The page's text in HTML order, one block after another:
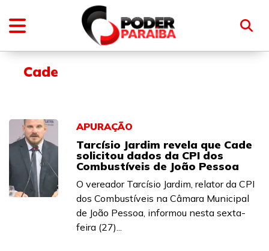
Cade
APURAÇÃO
Tarcísio Jardim revela que Cade
solicitou dados da CPI dos
Combustíveis de João Pessoa
O vereador Tarcísio Jardim, relator da CPI
dos Combustíveis na Câmara Municipal
de João Pessoa, informou nesta sexta-
feira (27)...